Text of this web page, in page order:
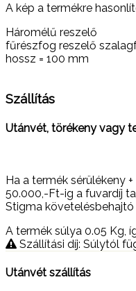
A kép a termékre
Háromélű reszelő
fűrészfog reszelő
hossz = 100 mm
Szállítás
Utánvét, törékeny vagy
Ha a termék sérülékeny
50.000,-Ft-ig a fuvardíj
Stigma követelésbehajtó
A termék súlya 0.05 Kg,
Szállítási díj: Súlytól
Utánvét szállítás